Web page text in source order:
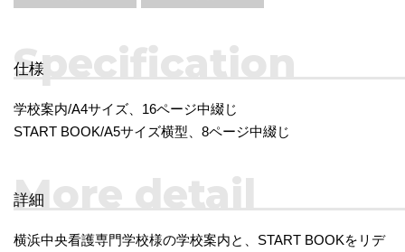
仕様
Specification
学校案内/A4サイズ、16ページ中綴じ
START BOOK/A5サイズ横型、8ページ中綴じ
詳細
More detail
横浜中央看護専門学校様の学校案内と、START BOOKをリデ